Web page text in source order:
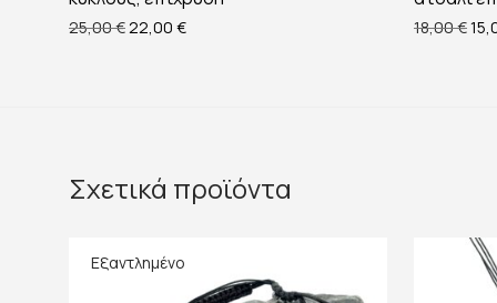
25,00€ Original price was: 25,00 €.
22,00 €Η τρέχουσα τιμή είναι: 22,00 €. 18,00€
Σχετικά προϊόντα